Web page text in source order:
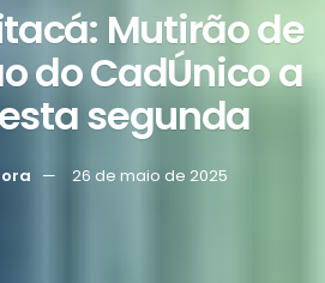
Mutirão de
do CadÚnico a
segunda
26 de maio de 2025